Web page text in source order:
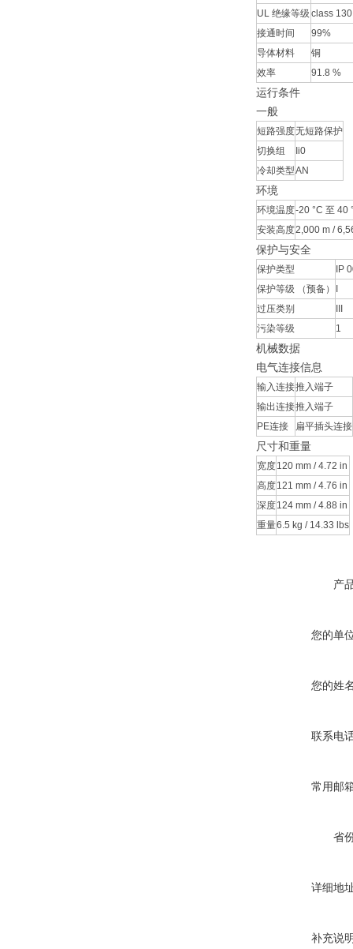
UL 绝缘等级 class 130
接通时间
99%
导体材料
铜
效率
91.8 %
运行条件
一般
短路强度无短路保护
切换组
Ii0
冷却类型AN
环境
环境温度-20 °C 至 40
安装高度2,000 m /
保护与安全
保护类型
IP
保护等级 （预备）
过压类别
污染等级
1
机械数据
电气连接信息
输入连接推入端子
输出连接推入端子
PE连接
扁平插头连接
尺寸和重量
宽度120 mm / 4.72 in
高度121 mm / 4.76 in
深度124 mm / 4.88 in
重量6.5 kg / 14.33 lbs
产
您的单
您的姓
联系电
常用邮
省
详细地
补充说